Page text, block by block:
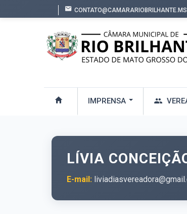
IMPRENSA
LÍVIA
E-mail: